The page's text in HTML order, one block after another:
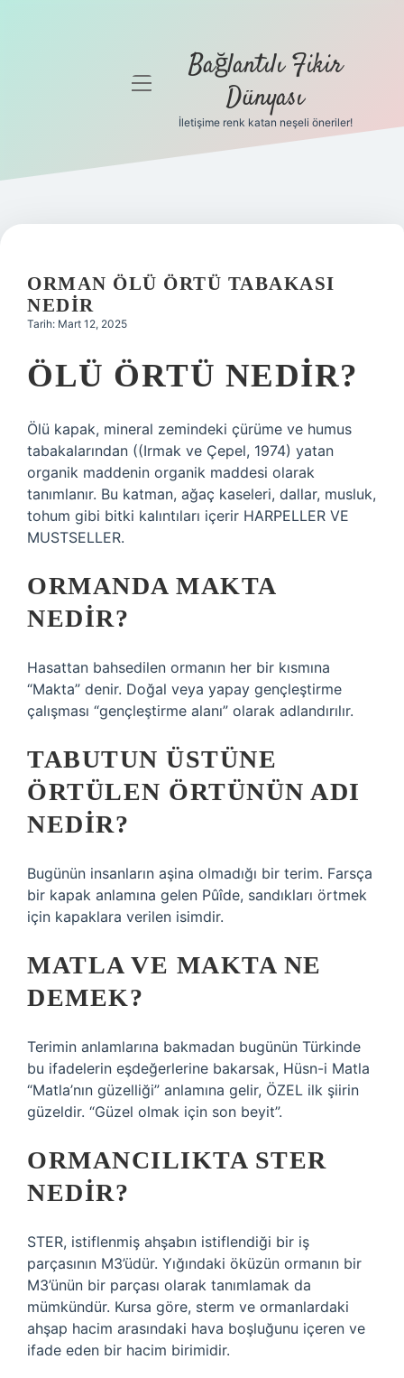
Gizlilik
Hakkımızda
menüyü
Bağlantılı Fikir
Dünyası
İletişime renk katan neşeli öneriler!
ORMAN ÖLÜ ÖRTÜ TABAKASI
NEDIR
Tarih: Mart 12, 2025
ÖLÜ ÖRTÜ NEDIR?
Ölü kapak, mineral zemindeki çürüme ve humus
tabakalarından ((Irmak ve Çepel, 1974) yatan
organik maddenin organik maddesi olarak
tanımlanır. Bu katman, ağaç kaseleri, dallar, musluk,
tohum gibi bitki kalıntıları içerir HARPELLER VE
MUSTSELLER.
ORMANDA MAKTA
NEDIR?
Hasattan bahsedilen ormanın her bir kısmına
“Makta” ​​denir. Doğal veya yapay gençleştirme
çalışması “gençleştirme alanı” olarak adlandırılır.
TABUTUN ÜSTÜNE
ÖRTÜLEN ÖRTÜNÜN ADI
NEDIR?
Bugünün insanların aşina olmadığı bir terim. Farsça
bir kapak anlamına gelen Pûîde, sandıkları örtmek
için kapaklara verilen isimdir.
MATLA VE MAKTA NE
DEMEK?
Terimin anlamlarına bakmadan bugünün Türkinde
bu ifadelerin eşdeğerlerine bakarsak, Hüsn-i Matla
“Matla’nın güzelliği” anlamına gelir, ÖZEL ilk şiirin
güzeldir. “Güzel olmak için son beyit”.
ORMANCILIKTA STER
NEDIR?
STER, istiflenmiş ahşabın istiflendiği bir iş
parçasının M3’üdür. Yığındaki öküzün ormanın bir
M3’ünün bir parçası olarak tanımlamak da
mümkündür. Kursa göre, sterm ve ormanlardaki
ahşap hacim arasındaki hava boşluğunu içeren ve
ifade eden bir hacim birimidir.